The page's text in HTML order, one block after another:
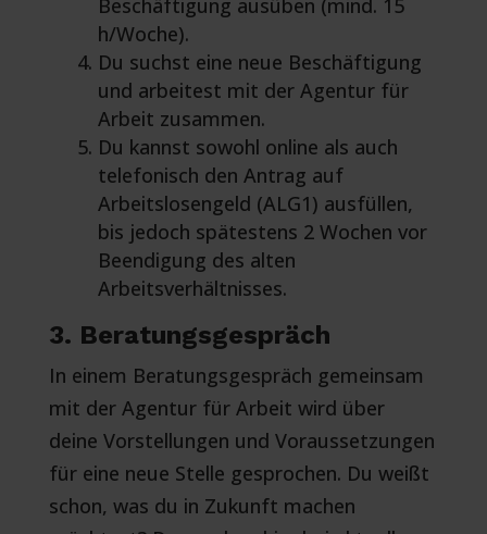
Beschäftigung ausüben (mind. 15
h/Woche).
Du suchst eine neue Beschäftigung
und arbeitest mit der Agentur für
Arbeit zusammen.
Du kannst sowohl online als auch
telefonisch den Antrag auf
Arbeitslosengeld (ALG1) ausfüllen,
bis jedoch spätestens 2 Wochen vor
Beendigung des alten
Arbeitsverhältnisses.
3. Beratungsgespräch
In einem Beratungsgespräch gemeinsam
mit der Agentur für Arbeit wird über
deine Vorstellungen und Voraussetzungen
für eine neue Stelle gesprochen. Du weißt
schon, was du in Zukunft machen